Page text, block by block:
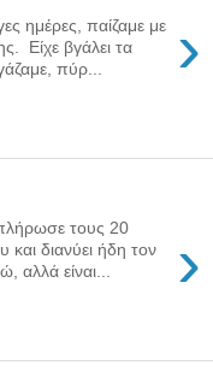
›
ημέρες, παίζαμε με
Είχε βγάλει τα
πύρ...
›
τους 20
διανύει ήδη τον
αλλά είναι...